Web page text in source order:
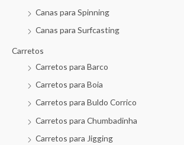
Canas para Spinning
Canas para Surfcasting
Carretos
Carretos para Barco
Carretos para Boia
Carretos para Buldo Corrico
Carretos para Chumbadinha
Carretos para Jigging